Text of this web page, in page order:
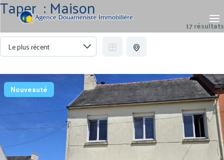
Taper : Maison
17 résultats
Nouveauté